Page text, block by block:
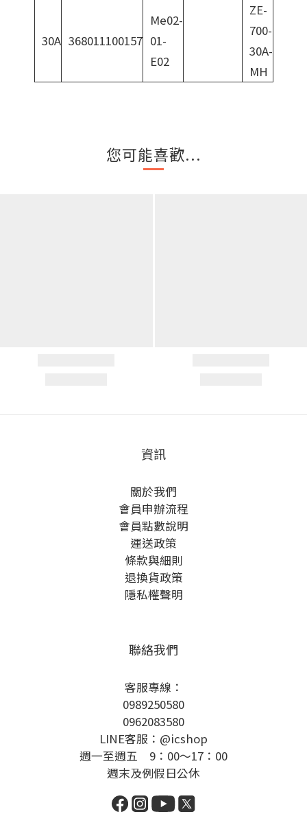
30A 368011100157
Me02-
01-
E02
ZE-
700-
30A-
MH
您可能喜歡...
資訊
關於我們
會員申辦流程
會員點數說明
運送政策
條款與細則
退換貨政策
隱私權聲明
聯絡我們
客服專線：
0989250580
0962083580
LINE客服：@icshop
週一至週五 9：00～17：00
週末及例假日公休